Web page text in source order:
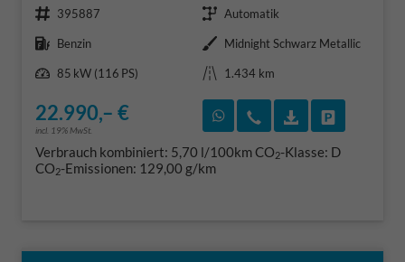
Fahrzeugnr. 395887 Getriebe Automatik
Kraftstoff Benzin Außenfarbe Midnight Schwarz Metallic
Leistung 85 kW (116 PS) Kilometerstand 1.434 km
22.990,– €
incl. 19% MwSt.
Rückruf vereinbaren
Wir rufen Sie an
Verbrauch kombiniert: 5,70 l/100kmCO2-Klasse: D
CO2-Emissionen: 129,00 g/km